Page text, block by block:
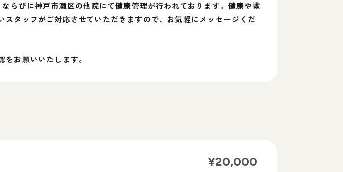
らびに神戸市灘区の他院にて健康管理が行われております。健康や獣
タッフがご対応させていただきますので、お気軽にメッセージくだ
お願いいたします。
¥20,000